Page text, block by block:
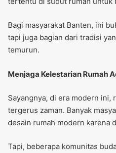
Bagi masyarakat Banten, ini
tapi juga bagian dari tradisi
temurun.
Menjaga Kelestarian Rumah
Sayangnya, di era modern ini,
tergerus zaman. Banyak
desain rumah modern karena
Tapi, beberapa komunitas